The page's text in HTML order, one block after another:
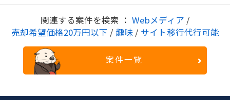
関連する案件を検索 ： Webメディア /
売却希望価格20万円以下 / 趣味 / サイト移行代行可能
案件一覧